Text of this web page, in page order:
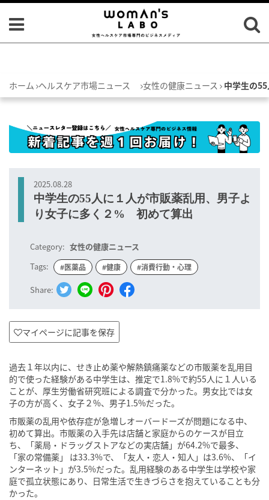
ホーム ヘルスケア市場ニュース 女性の健康ニュース 中学生の
2025.08.28
中学生の55人に１人が市販薬乱用、男子よ
り女子に多く２% 初めて算出
Category: 女性の健康ニュース
Tags:
#医薬品 #健康 #消費行動・心理
Share:
マイページに記事を保存
過去１年以内に、せき止め薬や解熱鎮痛薬などの市販薬を乱用目
的で使った経験がある中学生は、推定で1.8%で約55人に１人いる
ことが、厚生労働省研究班による調査で分かった。男女比では女
子の方が高く、女子２%、男子1.5%だった。
市販薬の乱用や依存症が急増しオーバードーズが問題になる中、
初めて算出。市販薬の入手先は店舗と家庭からのケースが目立
ち、「薬局・ドラッグストアなどの実店舗」が64.2%で最多、
「家の常備薬」 は33.3%で、「友人・恋人・知人」は3.6%、「イ
ンターネット」が3.5%だった。乱用経験のある中学生は学校や家
庭で孤立状態にあり、日常生活で生きづらさを抱えていることも分
かった。